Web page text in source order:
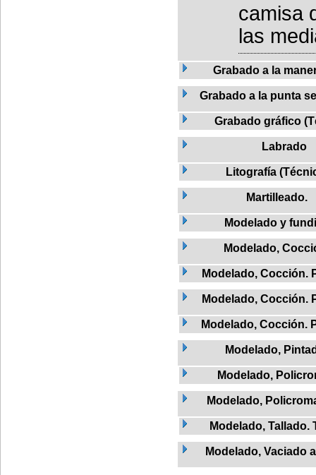
camisa
las
Grabado a la
Grabado a la punta
Grabado gráfico
Labrado
Litografía
Martilleado.
Modelado y
Modelado,
Modelado, Cocción.
Modelado, Cocción.
Modelado, Cocción.
Modelado,
Modelado,
Modelado,
Modelado, Tallado.
Modelado, Vaciado